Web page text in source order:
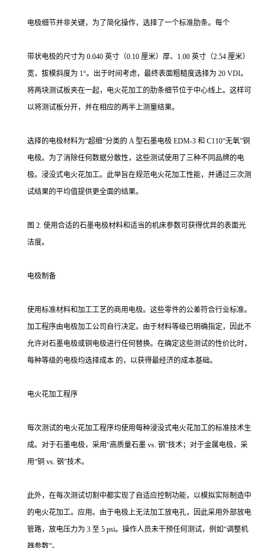
电极细节并非关键，为了简化操作，选择了一个标准肋条。每个
带状电极的尺寸为 0.040 英寸（0.10 厘米）厚、1.00 英寸（2.54 厘米）
宽，拔模斜度为 1°。出于时间考虑，最终表面粗糙度选择为 20 VDI。
将两块测试板夹在一起，电火花加工的肋条细节位于中心线上。这样可
以将测试板分开，并在相应的两半上测量结果。
选择的电极材料为“超细”分类的 A 型石墨电极 EDM-3 和 C110“无氧”铜
电极。为了消除任何数据分散性，这些测试使用了三种不同品牌的电
极。浸没式电火花加工。此举旨在规范电火花加工性能，并通过三次测
试结果的平均值提供更全面的结果。
图 2. 使用合适的石墨电极材料和适当的机床参数可获得优异的表面光
洁度。
电极制备
使用标准材料和加工工艺的商用电极。这些零件的公差符合行业标准。
加工程序由电极加工公司自行决定。由于材料等级已明确指定，因此不
允许对石墨电极或铜电极进行任何替换。在确定这些测试的性价比时，
每种等级的电极均选择成本 的，以获得最经济的成本基础。
电火花加工程序
每次测试的电火花加工程序均使用每种浸没式电火花加工的标准技术生
成。对于石墨电极，采用“高质量石墨 vs. 钢”技术；对于金属电极，采
用“铜 vs. 钢”技术。
此外，在每次测试切割中都实现了自适应控制功能，以模拟实际制造中
的电火花加工。应用。由于电极上无法加工放电孔，因此采用外部放电
管路，放电压力为 3 至 5 psi。操作人员未干预任何测试，例如“调整机